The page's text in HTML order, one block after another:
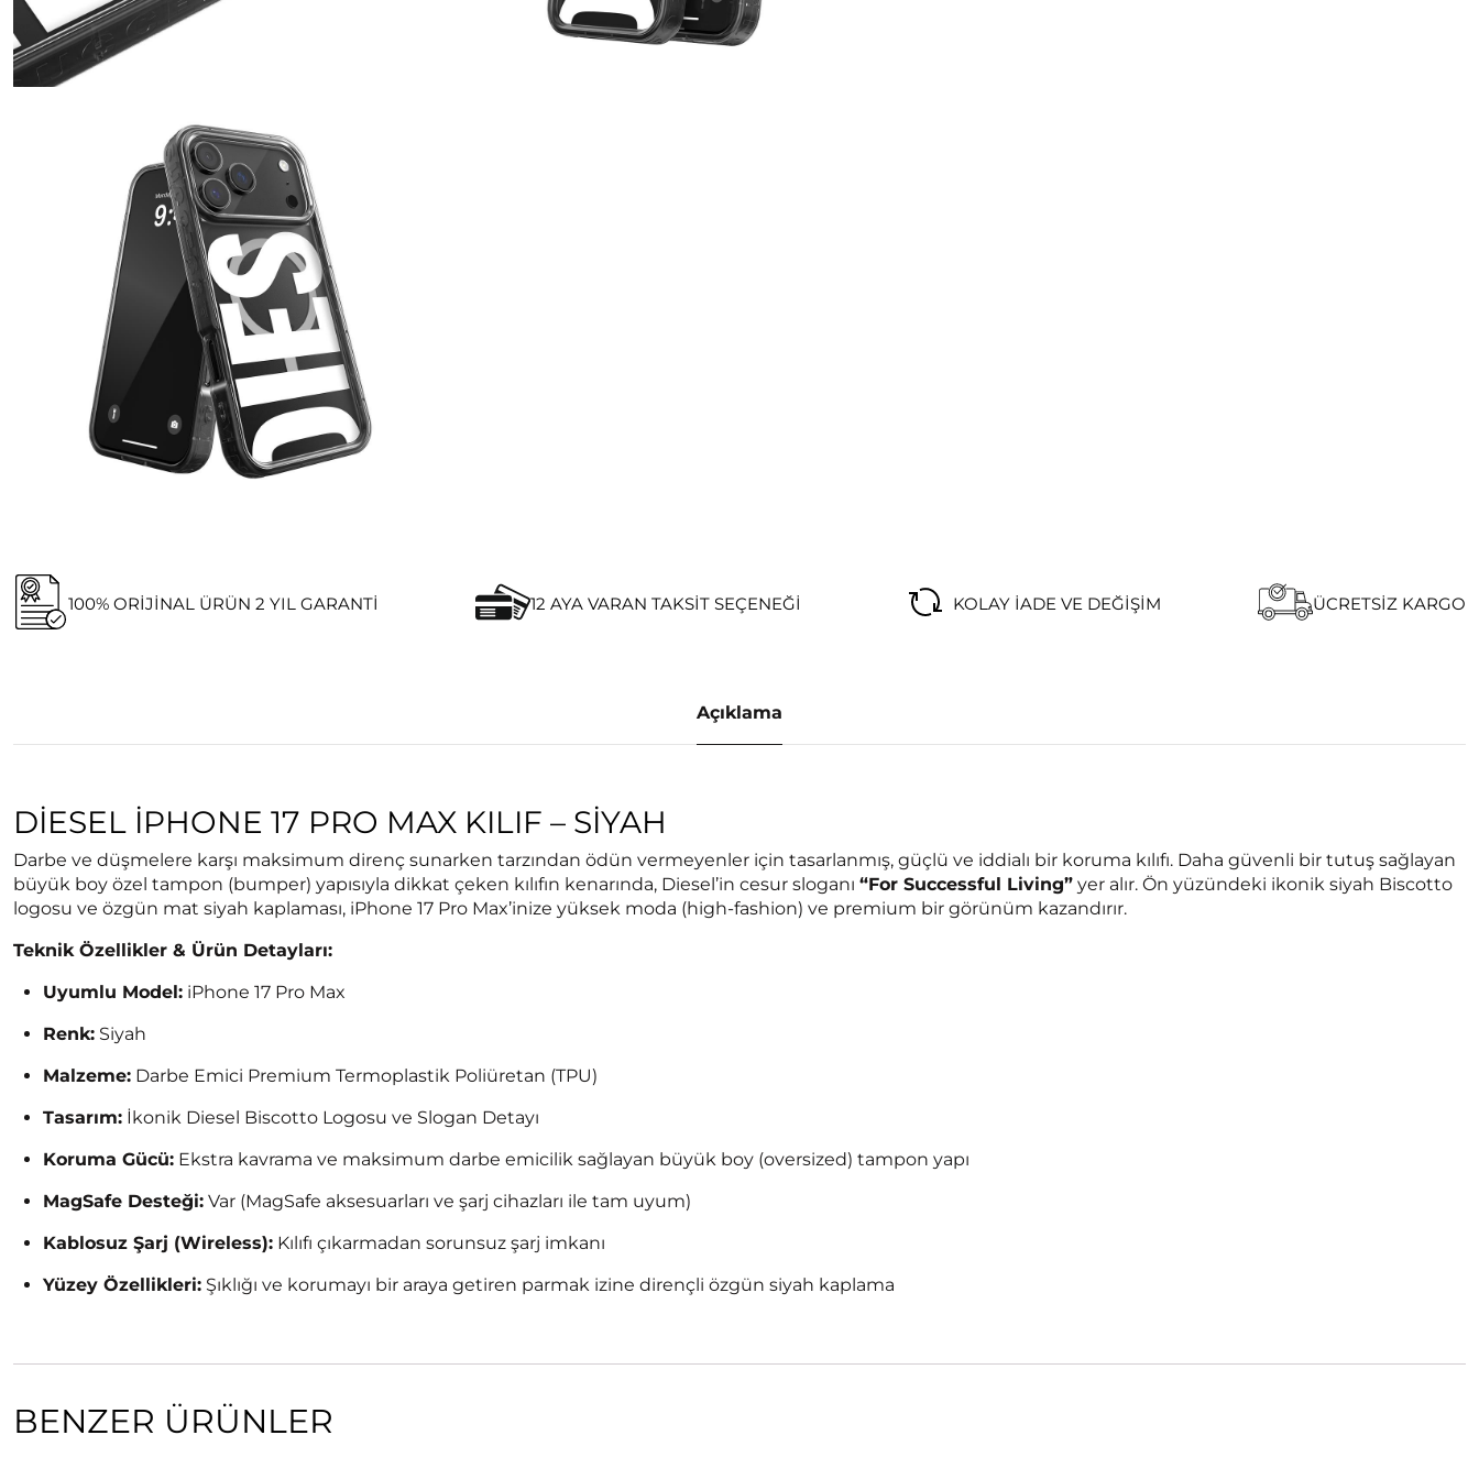
100% ORIJINAL ÜRÜN 2 YIL GARANTI 12 AYA VARAN TAKSIT SEÇENEĞI KOLAY İADE VE DEĞIŞIM ÜCRETSIZ KARGO
Açıklama
DIESEL IPHONE 17 PRO MAX KILIF – SIYAH
Darbe ve düşmelere karşı maksimum direnç sunarken tarzından ödün vermeyenler için tasarlanmış, güçlü ve iddialı bir koruma kılıfı. Daha güvenli bir tutuş sağlayan
büyük boy özel tampon (bumper) yapısıyla dikkat çeken kılıfın kenarında, Diesel’in cesur sloganı “For Successful Living” yer alır. Ön yüzündeki ikonik siyah Biscotto
logosu ve özgün mat siyah kaplaması, iPhone 17 Pro Max’inize yüksek moda (high-fashion) ve premium bir görünüm kazandırır.
Teknik Özellikler & Ürün Detayları:
Uyumlu Model: iPhone 17 Pro Max
Renk: Siyah
Malzeme: Darbe Emici Premium Termoplastik Poliüretan (TPU)
Tasarım: İkonik Diesel Biscotto Logosu ve Slogan Detayı
Koruma Gücü: Ekstra kavrama ve maksimum darbe emicilik sağlayan büyük boy (oversized) tampon yapı
MagSafe Desteği: Var (MagSafe aksesuarları ve şarj cihazları ile tam uyum)
Kablosuz Şarj (Wireless): Kılıfı çıkarmadan sorunsuz şarj imkanı
Yüzey Özellikleri: Şıklığı ve korumayı bir araya getiren parmak izine dirençli özgün siyah kaplama
BENZER ÜRÜNLER